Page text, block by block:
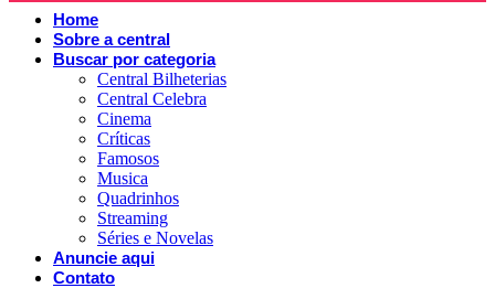
Home
Sobre a central
Buscar por categoria
Central Bilheterias
Central Celebra
Cinema
Críticas
Famosos
Musica
Quadrinhos
Streaming
Séries e Novelas
Anuncie aqui
Contato